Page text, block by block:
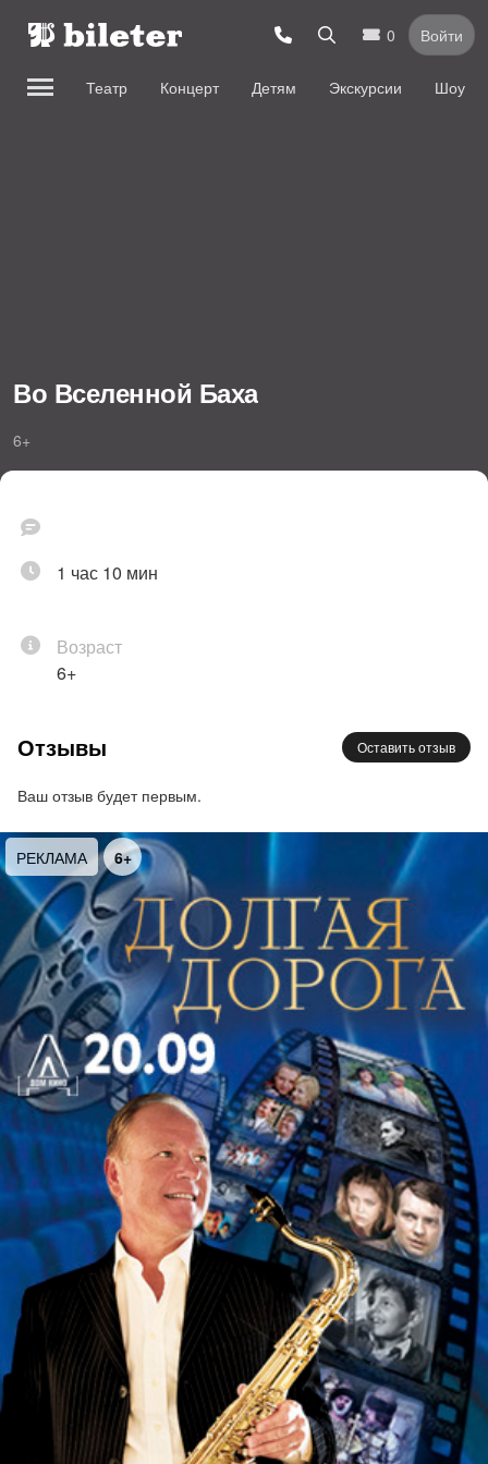
0 Войти
Театр Концерт Детям Экскурсии Шоу
Во Вселенной Баха
6+
1 час 10 мин
Возраст
6+
Отзывы Оставить отзыв
Ваш отзыв будет первым.
6+